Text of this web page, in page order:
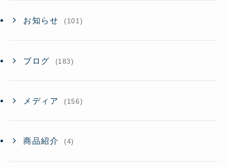
お知らせ (101)
ブログ (183)
メディア (156)
商品紹介 (4)